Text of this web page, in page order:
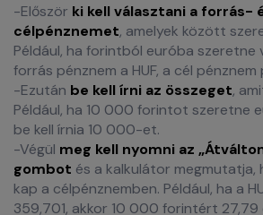
-Először ki kell választani a forrás-
célpénznemet, amelyek között
Például, ha forintból euróba szeretne
forrás pénznem a HUF, a cél pénznem
-Ezután be kell írni az összeget,
Például, ha 10 000 forintot szeretne
be kell írnia 10 000-et.
-Végül meg kell nyomni az
gombot és a kalkulátor megmutatja,
kap a célpénznemben. Például, ha a
359,701, akkor 10 000 forintért